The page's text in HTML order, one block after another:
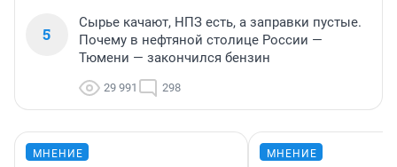
5
Сырье качают, НПЗ есть, а заправки пустые.
Почему в нефтяной столице России —
Тюмени — закончился бензин
29 991 298
МНЕНИЕ МНЕНИЕ